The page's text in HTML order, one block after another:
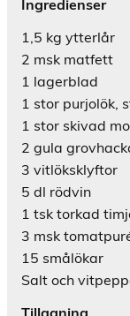
Ingredienser
1,5 kg ytterlår
2 msk matfett
1 lagerblad
1 stor purjolök,
1 stor skivad
2 gula
3 vitlöksklyftor
5 dl rödvin
1 tsk torkad
3 msk
15 smålökar
Salt och